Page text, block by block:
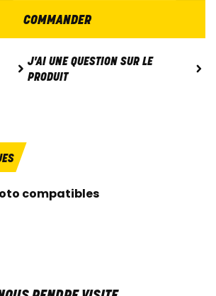
COMMANDER
J'AI UNE QUESTION SUR LE
PRODUIT
compatibles